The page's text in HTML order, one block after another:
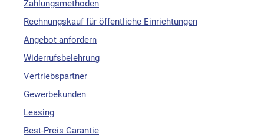
Zahlungsmethoden
Rechnungskauf für öffentliche Einrichtungen
Angebot anfordern
Widerrufsbelehrung
Vertriebspartner
Gewerbekunden
Leasing
Best-Preis Garantie